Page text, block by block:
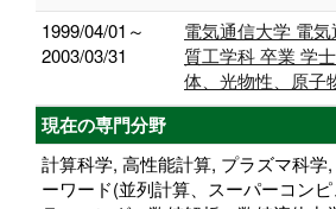
1999/04/01～
2003/03/31
電気通信大学 電
質工学科 卒業 学
体、光物性、原子
現在の専門分野
計算科学, 高性能計算, プラズマ科学
ーワード(並列計算、スーパーコン